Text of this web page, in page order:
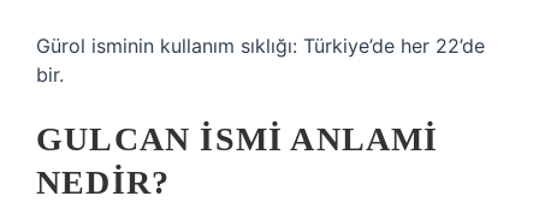
Gürol isminin kullanım sıklığı: Türkiye’de her 22’de
bir.
GULCAN ISMI ANLAMI
NEDIR?